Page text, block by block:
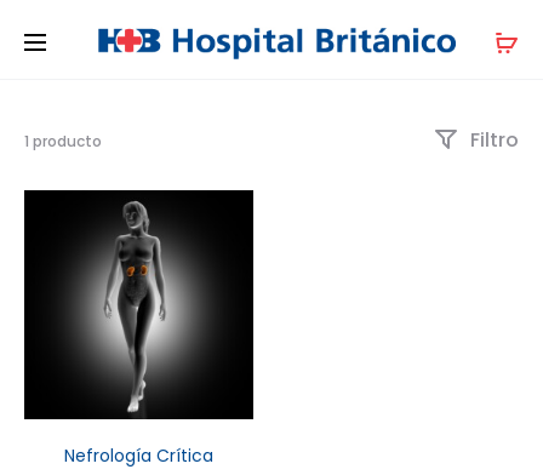
1 producto Filtro
Nefrología Crítica